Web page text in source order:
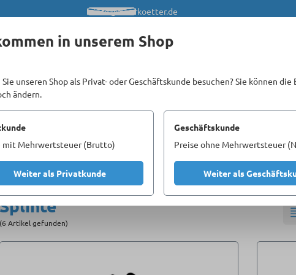
info@meerkoetter.de
Kataloge
Unsere Homepages
in unserem Shop
unseren Shop als Privat- oder Geschäftskunde besuchen? Sie können die
ändern.
mit Mehrwertsteuer (Brutto)
Weiter als Privatkunde
Geschäftskunde
Preise ohne Mehrwertsteuer
Weiter als
Splinte
(6 Artikel gefunden)